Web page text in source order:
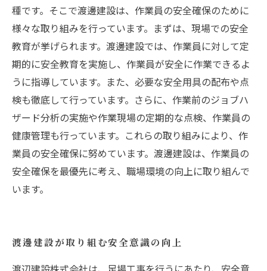
種です。そこで渡邊建設は、作業員の安全確保のために
様々な取り組みを行っています。まずは、現場での安全
教育が挙げられます。渡邊建設では、作業員に対して定
期的に安全教育を実施し、作業員が安全に作業できるよ
うに指導しています。また、必要な安全用具の配布や点
検も徹底して行っています。さらに、作業前のジョブハ
ザード分析の実施や作業現場の定期的な点検、作業員の
健康管理も行っています。これらの取り組みにより、作
業員の安全確保に努めています。渡邊建設は、作業員の
安全確保を最優先に考え、職場環境の向上に取り組んで
います。
渡邊建設が取り組む安全意識の向上